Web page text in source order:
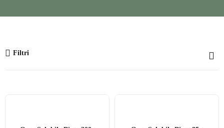
Filtri